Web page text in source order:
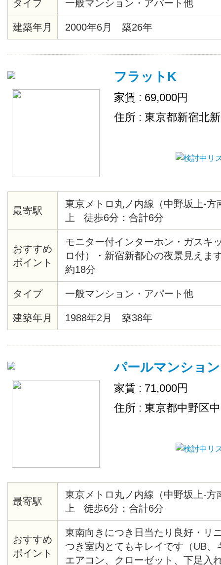
産新宿グランドタワー等再開発エ
の夜景・2/25までに契約完了の方
ます
タイプ 一般マンション・アパート他
建築年月 2000年6月 築26年
フラットK
家賃 : 69,000円
住所 : 東京都新宿北
最寄駅
東京メトロ丸ノ内線（中野坂上-方
上 徒歩6分：合計6分
おすすめ
ポイント
モニター付インターホン・ガスキ
ロ付）・新宿新都心の夜景見えま
約18分
タイプ 一般マンション・アパート他
建築年月 1988年2月 築38年
パールマンション
家賃 : 71,000円
住所 : 東京都中野区
最寄駅
東京メトロ丸ノ内線（中野坂上-方
上 徒歩6分：合計6分
おすすめ
ポイント
東南向きにつき日当たり良好・リ
つき室内とてもキレイです（UB、
エアコン、クローゼット、下足入